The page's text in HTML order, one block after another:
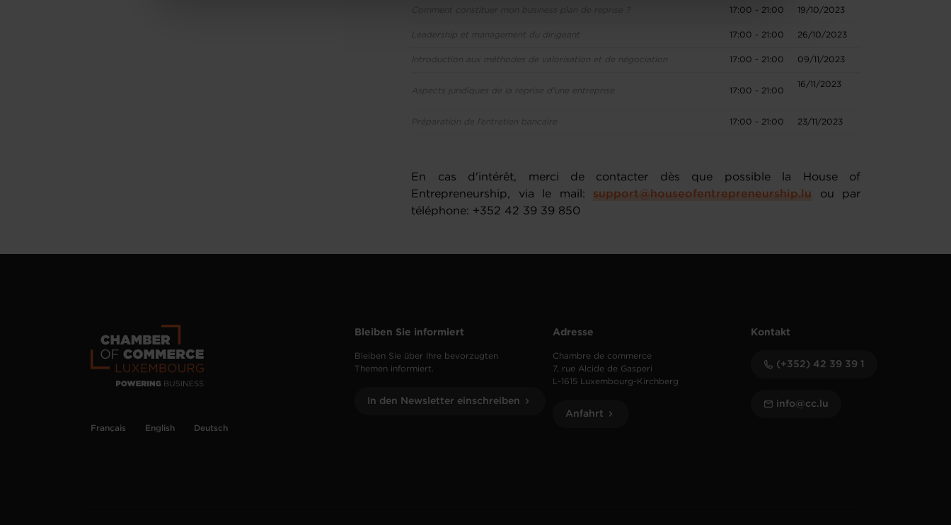
17:00 - 21:00 19/10/2023
Leadership et management du dirigeant 17:00 - 21:00 26/10/2023
Introduction aux méthodes de valorisation et de négociation 17:00 - 21:00 09/11/2023
Aspects juridiques de la reprise d’une entreprise 17:00 - 21:00
16/11/2023
Préparation de l’entretien bancaire 17:00 - 21:00 23/11/2023
En cas d'intérêt, merci de contacter dès que possible la House of
Entrepreneurship, via le mail: support@houseofentrepreneurship.lu ou par
téléphone: +352 42 39 39 850
Français English Deutsch
Bleiben Sie informiert
Bleiben Sie über Ihre bevorzugten
Themen informiert.
In den Newsletter einschreiben
Adresse
Chambre de commerce
7, rue Alcide de Gasperi
L-1615 Luxembourg-Kirchberg
Anfahrt
Kontakt
(+352) 42 39 39 1
info@cc.lu